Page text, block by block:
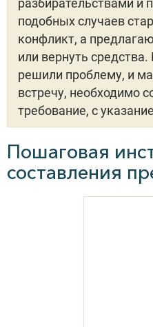
разбирательствами и
подобных случаев
конфликт, а
или вернуть
решили проблему, и
встречу, необходимо
требование, с
Пошаговая
составления